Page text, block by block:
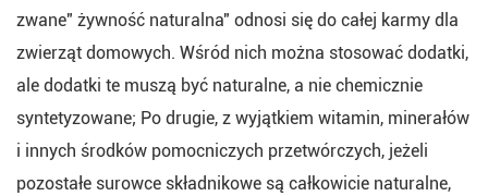
zwane" żywność naturalna" odnosi się do całej karmy dla
zwierząt domowych. Wśród nich można stosować dodatki,
ale dodatki te muszą być naturalne, a nie chemicznie
syntetyzowane; Po drugie, z wyjątkiem witamin, minerałów
i innych środków pomocniczych przetwórczych, jeżeli
pozostałe surowce składnikowe są całkowicie naturalne,